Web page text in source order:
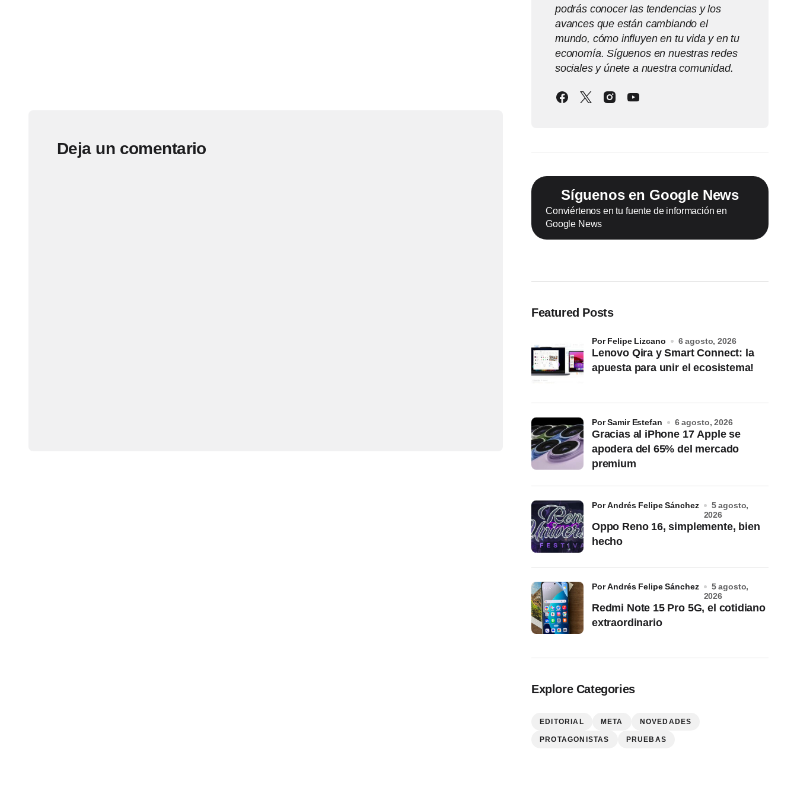
Deja un comentario
podrás conocer las tendencias y los
avances que están cambiando el
mundo, cómo influyen en tu vida y en tu
economía. Síguenos en nuestras redes
sociales y únete a nuestra comunidad.
Síguenos en Google News
Conviértenos en tu fuente de información en
Google News
Featured Posts
Lenovo Qira y Smart Connect: la
apuesta para unir el ecosistema!
por Felipe Lizcano 6 agosto, 2026
Gracias al iPhone 17 Apple se
apodera del 65% del mercado
premium
por Samir Estefan 6 agosto, 2026
Oppo Reno 16, simplemente, bien
hecho
por Andrés Felipe Sánchez
5 agosto,
2026
Redmi Note 15 Pro 5G, el cotidiano
extraordinario
por Andrés Felipe Sánchez
5 agosto,
2026
Explore Categories
EDITORIAL META NOVEDADES
PROTAGONISTAS PRUEBAS